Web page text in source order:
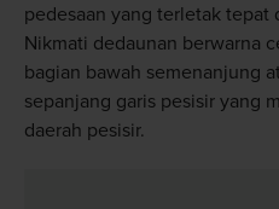
pedesaan yang terletak tepat
Nikmati dedaunan berwarna
bagian bawah semenanjung
sepanjang garis pesisir yang
daerah pesisir.